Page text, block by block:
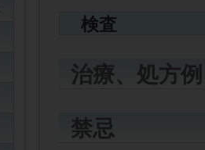
検査
治療、処方例
禁忌